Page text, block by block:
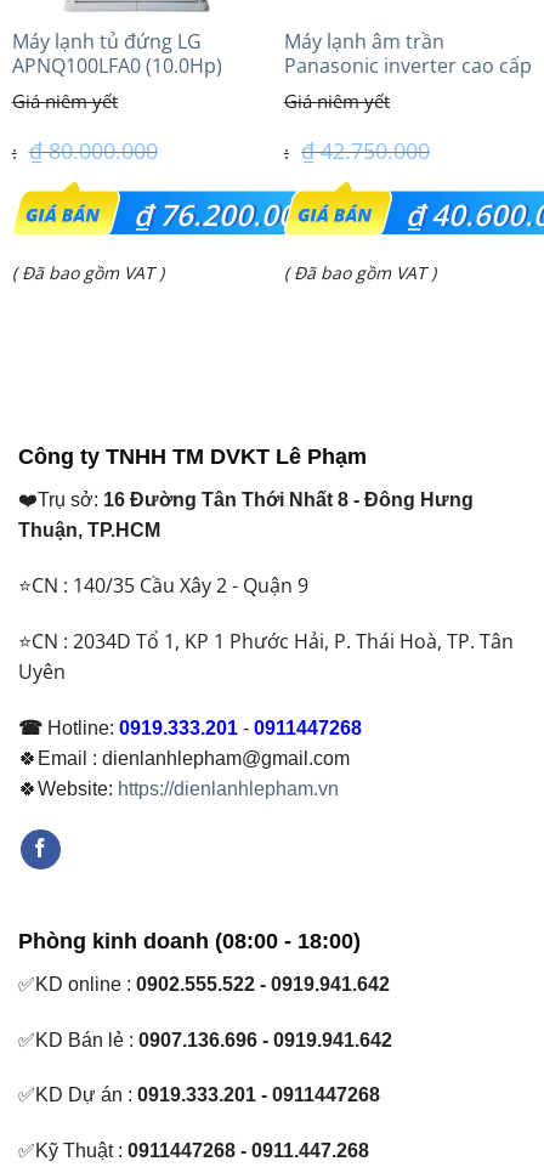
Máy lạnh tủ đứng LG
APNQ100LFA0 (10.0Hp)
₫80.000.000
Giá
gốc
là:
₫76.200.000
Giá
( Đã bao gồm VAT )
Máy lạnh âm trần
Panasonic inverter cao cấp
(5.0Hp) S-3448PU3HA/U-
43PRH1H5
₫42.750.000
Giá
gốc
là:
₫
Giá
( Đã bao gồm VAT )
Công ty TNHH TM DVKT Lê Phạm
❤️Trụ sở: 16 Đường Tân Thới Nhất 8 - Đông Hưng
Thuận, TP.HCM
⭐CN : 140/35 Cầu Xây 2 - Quận 9
⭐CN : 2034D Tổ 1, KP 1 Phước Hải, P. Thái Hoà, TP. Tân
Uyên
☎ Hotline: 0919.333.201 - 0911447268
🍀Email : dienlanhlepham@gmail.com
🍀Website: https://dienlanhlepham.vn
Phòng kinh doanh (08:00 - 18:00)
✅KD online : 0902.555.522 - 0919.941.642
✅KD Bán lẻ : 0907.136.696 - 0919.941.642
✅KD Dự án : 0919.333.201 - 0911447268
✅Kỹ Thuật : 0911447268 - 0911.447.268